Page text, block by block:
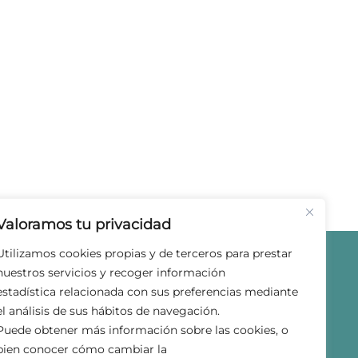
tu privacidad
cookies propias y de terceros para prestar
servicios y recoger información
relacionada con sus preferencias mediante
análisis de sus hábitos de navegación.
obtener más información sobre las cookies, o
conocer cómo cambiar la